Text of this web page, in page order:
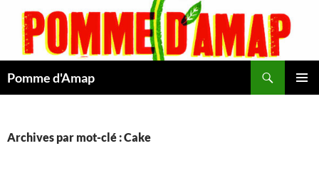
contenu
Pomme d'Amap
Archives par mot-clé : Cake